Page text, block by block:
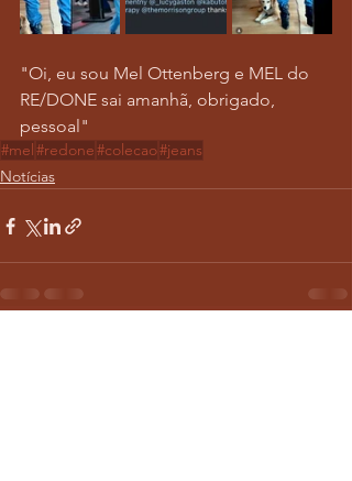
"Oi, eu sou Mel Ottenberg e MEL do
RE/DONE sai amanhã, obrigado,
pessoal"
#mel #redone#colecao#jeans
Notícias